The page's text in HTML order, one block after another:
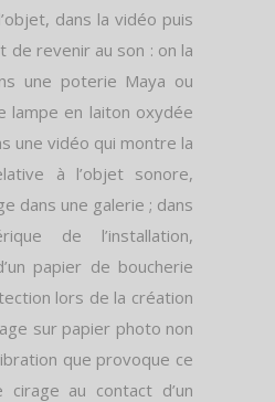
dans la vidéo puis
de revenir au son : on la
une poterie Maya ou
lampe en laiton oxydée
une vidéo qui montre la
à l’objet sonore,
dans une galerie ; dans
de l’installation,
papier de boucherie
lors de la création
sur papier photo non
que provoque ce
cirage au contact d’un